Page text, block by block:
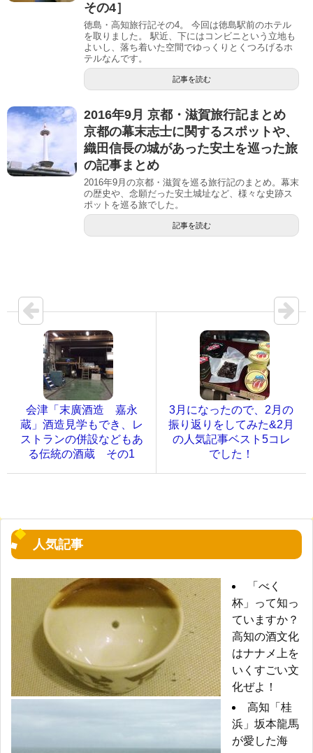
その4］
徳島・高知旅行記その4。 今回は徳島駅前のホテル
を取りました。 駅近、下にはコンビニという立地も
よいし、落ち着いた空間でゆっくりとくつろげるホ
テルなんです。
記事を読む
2016年9月 京都・滋賀旅行記まとめ
京都の幕末志士に関するスポットや、
織田信長の城があった安土を巡った旅
の記事まとめ
2016年9月の京都・滋賀を巡る旅行記のまとめ。幕末
の歴史や、念願だった安土城址など、様々な史跡ス
ポットを巡る旅でした。
記事を読む
会津「末廣酒造 嘉永
蔵」酒造見学もでき、レ
ストランの併設などもあ
る伝統の酒蔵 その1
3月になったので、2月の
振り返りをしてみた&2月
の人気記事ベスト5コレ
でした！
人気記事
「べく
杯」って知っ
ていますか？
高知の酒文化
はナナメ上を
いくすごい文
化ぜよ！
高知「桂
浜」坂本龍馬
が愛した海